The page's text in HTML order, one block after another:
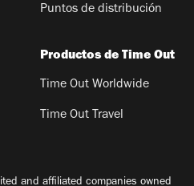
Puntos de distribución
Productos de Time Out
Time Out Worldwide
Time Out Travel
and affiliated companies owned